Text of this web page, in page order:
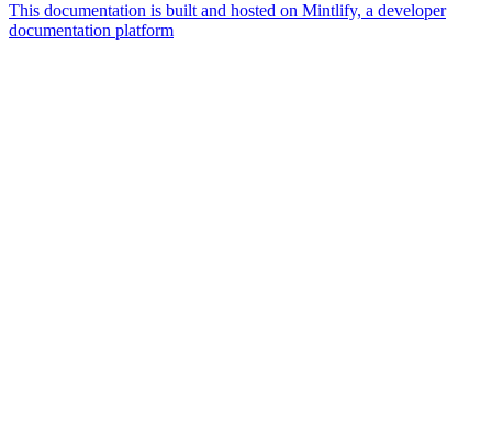
This documentation is built and hosted on Mintlify, a developer
documentation platform